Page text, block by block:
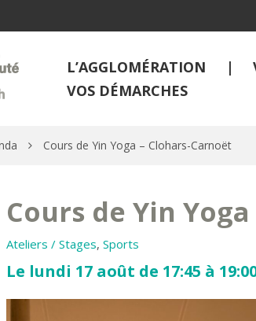
Instagram
compte Linkedin
L’AGGLOMÉRATION
VOS DÉMARCHES
Cours de Yin Yoga – Clohars-Carnoët
Cours de Yin
Ateliers / Stages, Sports
Le lundi 17 août de 17:45 à